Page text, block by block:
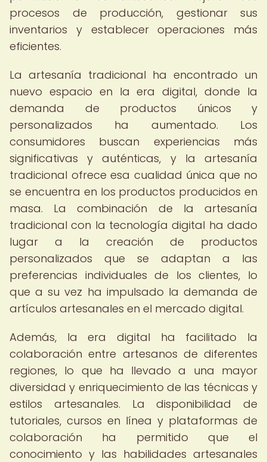
procesos de producción, gestionar sus
inventarios y establecer operaciones más
eficientes.
La artesanía tradicional ha encontrado un
nuevo espacio en la era digital, donde la
demanda de productos únicos y
personalizados ha aumentado. Los
consumidores buscan experiencias más
significativas y auténticas, y la artesanía
tradicional ofrece esa cualidad única que no
se encuentra en los productos producidos en
masa. La combinación de la artesanía
tradicional con la tecnología digital ha dado
lugar a la creación de productos
personalizados que se adaptan a las
preferencias individuales de los clientes, lo
que a su vez ha impulsado la demanda de
artículos artesanales en el mercado digital.
Además, la era digital ha facilitado la
colaboración entre artesanos de diferentes
regiones, lo que ha llevado a una mayor
diversidad y enriquecimiento de las técnicas y
estilos artesanales. La disponibilidad de
tutoriales, cursos en línea y plataformas de
colaboración ha permitido que el
conocimiento y las habilidades artesanales